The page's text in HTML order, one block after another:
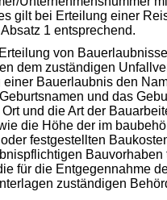
gilt bei Erteilung einer
1 entsprechend.
von
dem zuständigen
einer Bauerlaubnis den
und das
und die Art der
die Höhe der im
festgestellten
Bauvorhaben
für die Entgegennahme
zuständigen